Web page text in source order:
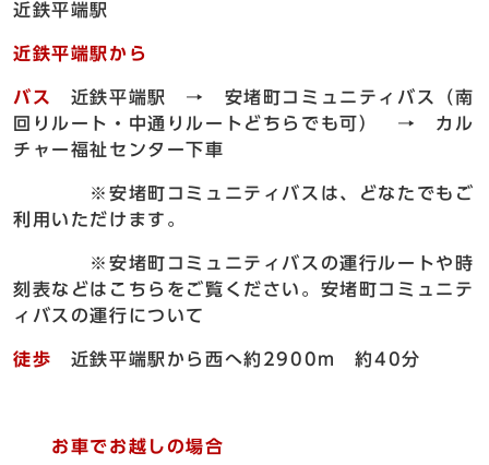
近鉄平端駅
近鉄平端駅から
バス
近鉄平端駅 → 安堵町コミュニティバス（南
回りルート・中通りルートどちらでも可） → カル
チャー福祉センター下車
※安堵町コミュニティバスは、どなたでもご
利用いただけます。
※安堵町コミュニティバスの運行ルートや時
刻表などはこちらをご覧ください。安堵町コミュニテ
ィバスの運行について
徒歩 近鉄平端駅から西へ約2900m 約40分
お車でお越しの場合